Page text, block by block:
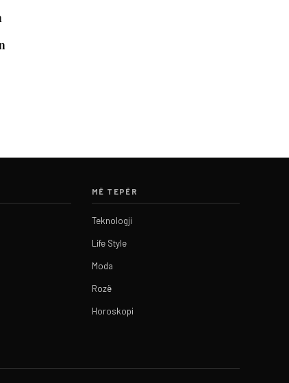
MË TEPËR
Teknologji
Life Style
Moda
Rozë
Horoskopi